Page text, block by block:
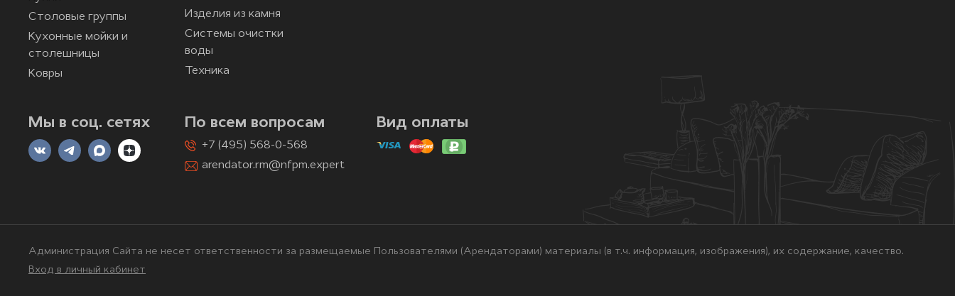
Столовые группы
Кухонные мойки и
столешницы
Ковры
Изделия из камня
Системы очистки
воды
Техника
Мы в соц. сетях По всем вопросам
+7 (495) 568-0-568
arendator.rm@nfpm.expert
Вид оплаты
Администрация Сайта не несет ответственности за размещаемые Пользователями (Арендаторами) материалы (в т.ч. информация, изображения), их содержание, качество.
Вход в личный кабинет